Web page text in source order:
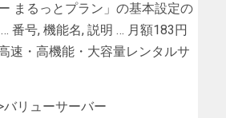
まるっとプラン」の基本設定の
番号, 機能名, 説明 … 月額183円
速・高機能・大容量レンタルサ
バリューサーバー